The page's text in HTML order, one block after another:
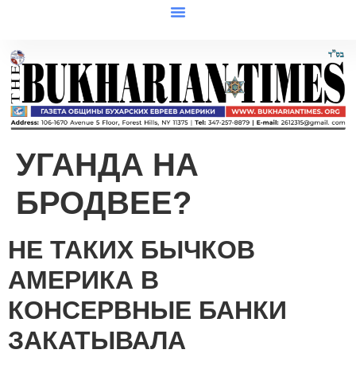
УГАНДА НА
БРОДВЕЕ?
НЕ ТАКИХ БЫЧКОВ
АМЕРИКА В
КОНСЕРВНЫЕ БАНКИ
ЗАКАТЫВАЛА